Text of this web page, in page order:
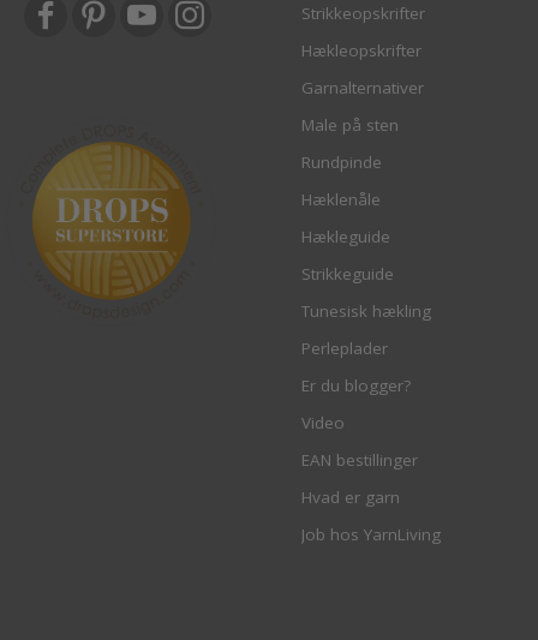
Strikkeopskrifter
Hækleopskrifter
Garnalternativer
Male på sten
Rundpinde
Hæklenåle
Hækleguide
Strikkeguide
Tunesisk hækling
Perleplader
Er du blogger?
Video
EAN bestillinger
Hvad er garn
Job hos YarnLiving